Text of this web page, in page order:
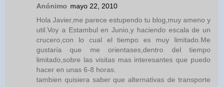
Anónimo mayo 22, 2010
Hola Javier,me parece estupendo tu blog,muy ameno y
util.Voy a Estambul en Junio,y haciendo escala de un
crucero,con lo cual el tiempo es muy limitado.Me
gustaria que me orientases,dentro del tiempo
limitado,sobre las visitas mas interesantes que puedo
hacer en unas 6-8 horas.
tambien quisiera saber que alternativas de transporte